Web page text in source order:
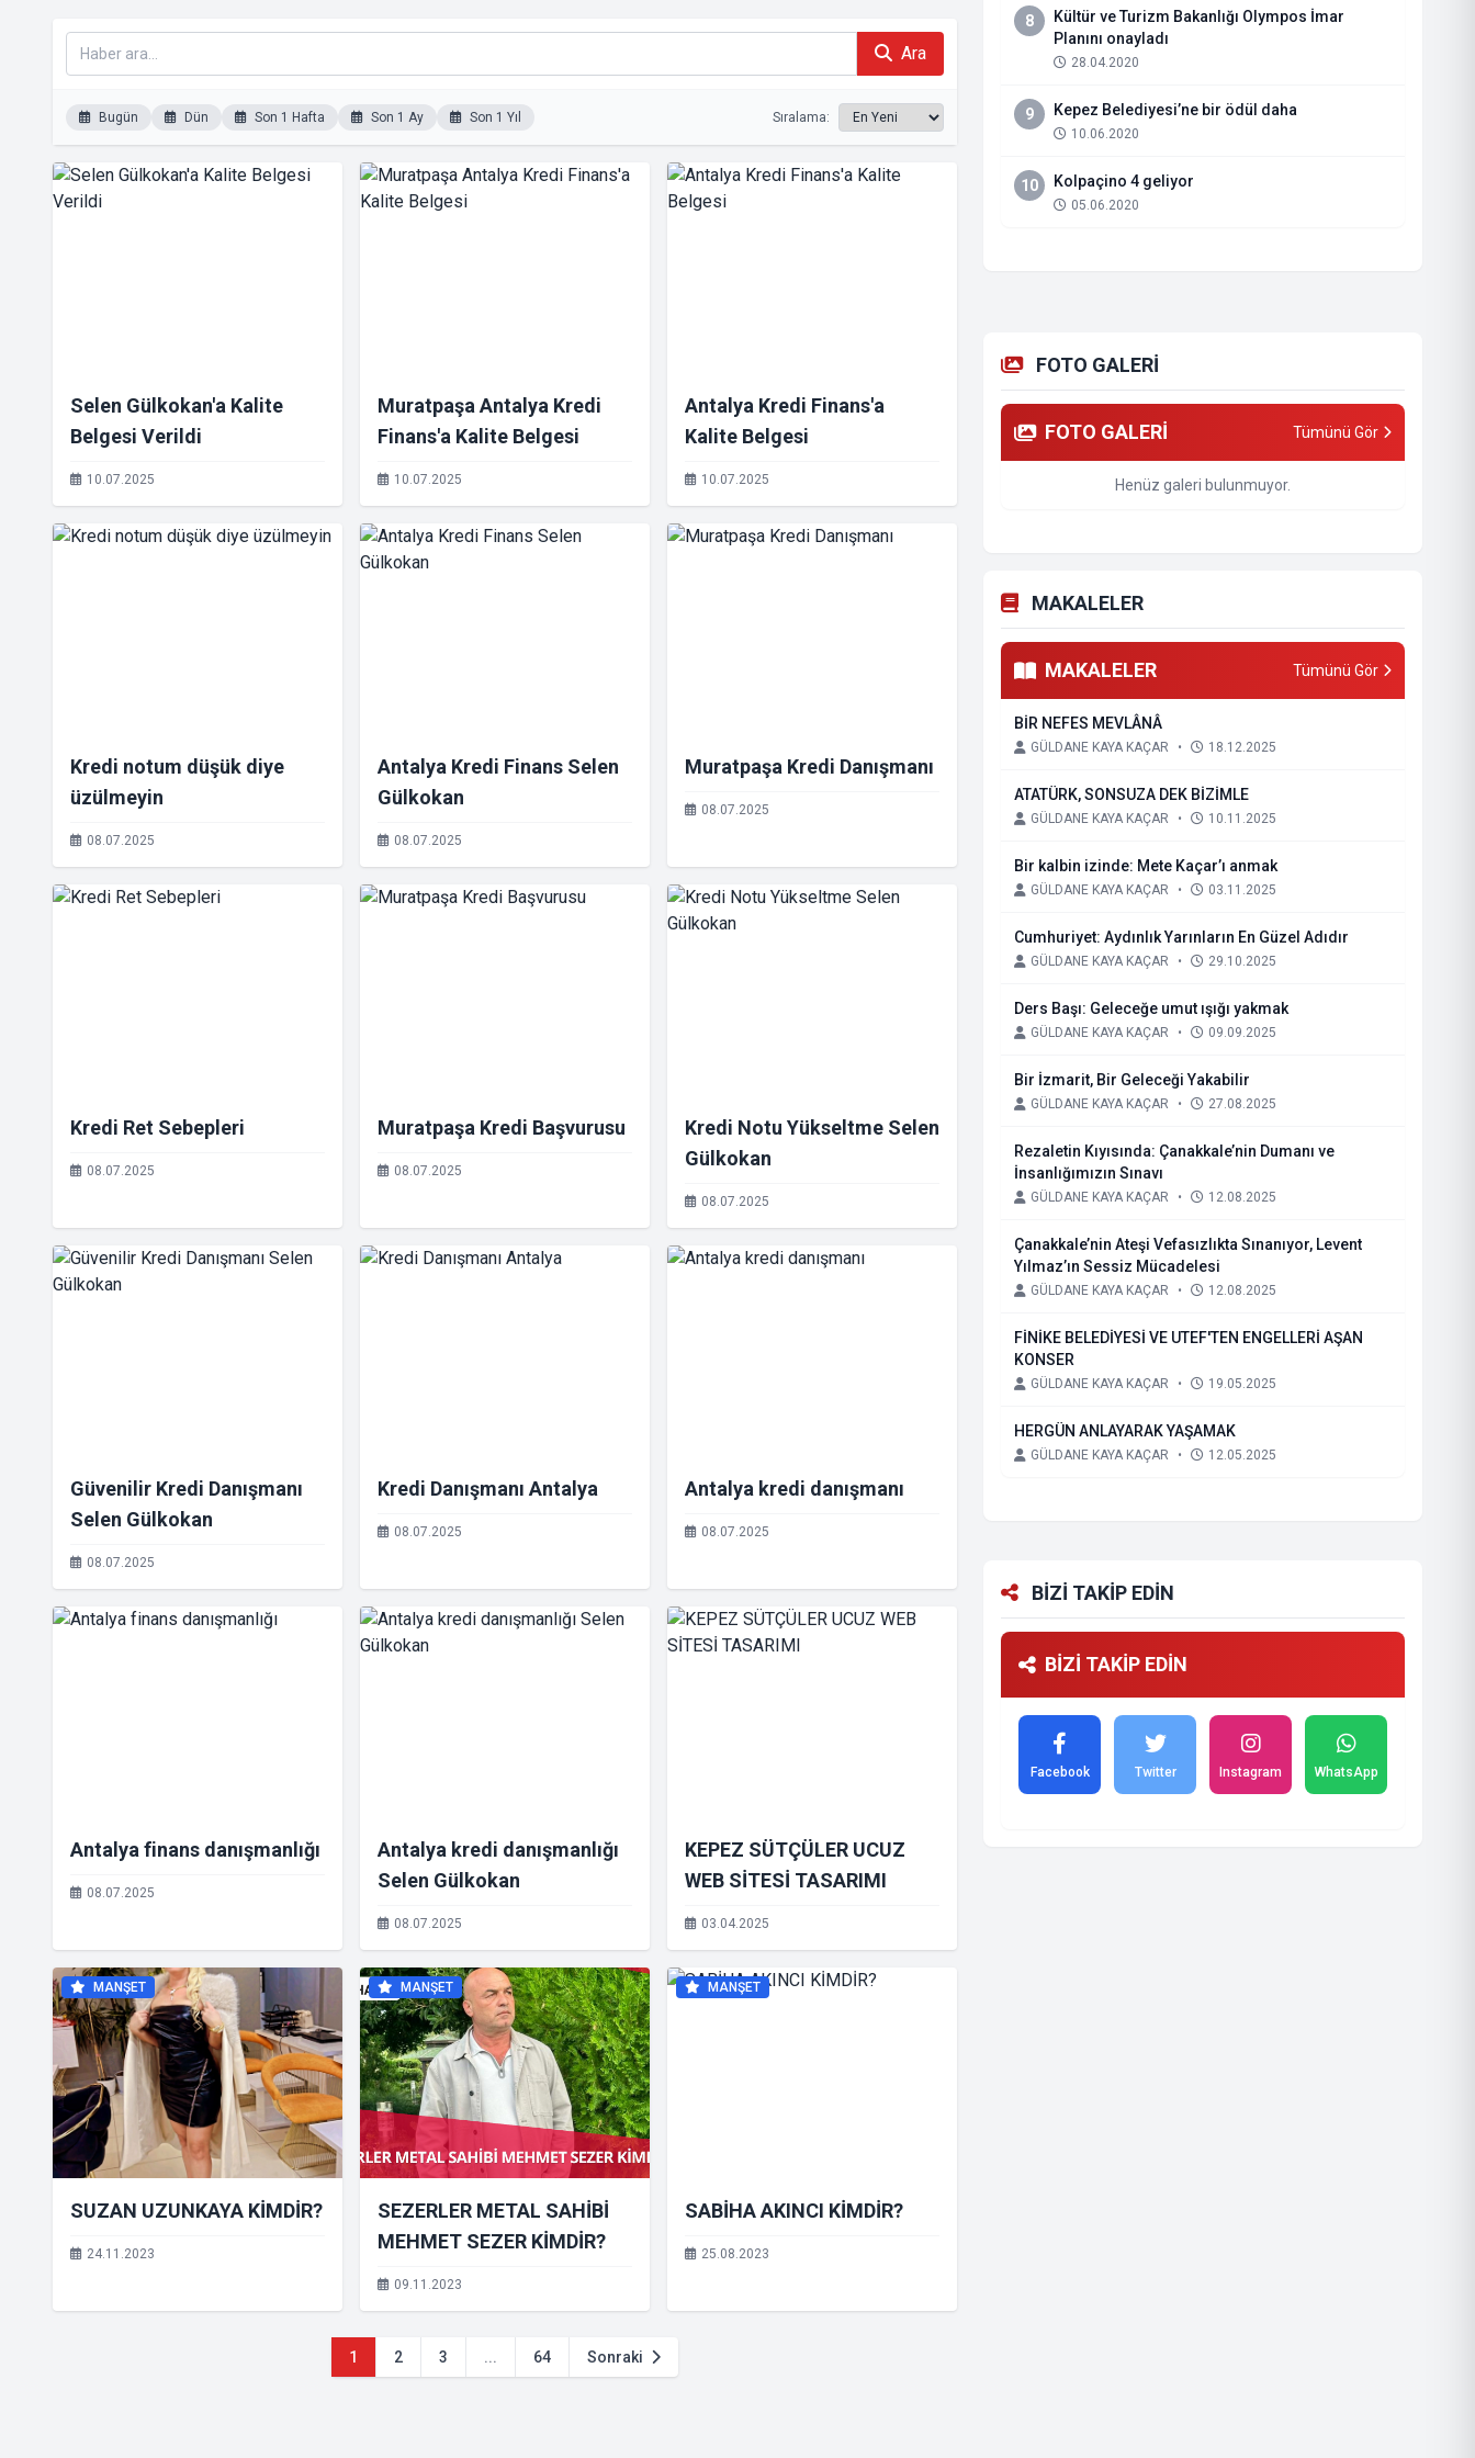
Ara
Bugün Dün Son 1 Hafta Son 1 Ay Son 1 Yıl Sıralama:
Selen Gülkokan'a Kalite
Belgesi Verildi
10.07.2025
Muratpaşa Antalya Kredi
Finans'a Kalite Belgesi
10.07.2025
Antalya Kredi Finans'a
Kalite Belgesi
10.07.2025
Kredi notum düşük diye
üzülmeyin
08.07.2025
Antalya Kredi Finans Selen
Gülkokan
08.07.2025
Muratpaşa Kredi Danışmanı
08.07.2025
Kredi Ret Sebepleri
08.07.2025
Muratpaşa Kredi Başvurusu
08.07.2025
Kredi Notu Yükseltme Selen
Gülkokan
08.07.2025
Güvenilir Kredi Danışmanı
Selen Gülkokan
08.07.2025
Kredi Danışmanı Antalya
08.07.2025
Antalya kredi danışmanı
08.07.2025
Antalya finans danışmanlığı
08.07.2025
Antalya kredi danışmanlığı
Selen Gülkokan
08.07.2025
KEPEZ SÜTÇÜLER UCUZ
WEB SİTESİ TASARIMI
03.04.2025
MANŞET
SUZAN UZUNKAYA KİMDİR?
24.11.2023
MANŞET
SEZERLER METAL SAHİBİ
MEHMET SEZER KİMDİR?
09.11.2023
MANŞET
SABİHA AKINCI KİMDİR?
25.08.2023
1 2 3 ... 64 Sonraki
8
Kültür ve Turizm Bakanlığı Olympos İmar
Planını onayladı
28.04.2020
9 Kepez Belediyesi’ne bir ödül daha
10.06.2020
10 Kolpaçino 4 geliyor
05.06.2020
FOTO GALERİ
FOTO GALERİ Tümünü Gör
Henüz galeri bulunmuyor.
MAKALELER
MAKALELER Tümünü Gör
BİR NEFES MEVLÂNÂ
GÜLDANE KAYA KAÇAR • 18.12.2025
ATATÜRK, SONSUZA DEK BİZİMLE
GÜLDANE KAYA KAÇAR • 10.11.2025
Bir kalbin izinde: Mete Kaçar’ı anmak
GÜLDANE KAYA KAÇAR • 03.11.2025
Cumhuriyet: Aydınlık Yarınların En Güzel Adıdır
GÜLDANE KAYA KAÇAR • 29.10.2025
Ders Başı: Geleceğe umut ışığı yakmak
GÜLDANE KAYA KAÇAR • 09.09.2025
Bir İzmarit, Bir Geleceği Yakabilir
GÜLDANE KAYA KAÇAR • 27.08.2025
Rezaletin Kıyısında: Çanakkale’nin Dumanı ve
İnsanlığımızın Sınavı
GÜLDANE KAYA KAÇAR • 12.08.2025
Çanakkale’nin Ateşi Vefasızlıkta Sınanıyor, Levent
Yılmaz’ın Sessiz Mücadelesi
GÜLDANE KAYA KAÇAR • 12.08.2025
FİNİKE BELEDİYESİ VE UTEF'TEN ENGELLERİ AŞAN
KONSER
GÜLDANE KAYA KAÇAR • 19.05.2025
HERGÜN ANLAYARAK YAŞAMAK
GÜLDANE KAYA KAÇAR • 12.05.2025
BİZİ TAKİP EDİN
BİZİ TAKİP EDİN
Facebook Twitter Instagram WhatsApp